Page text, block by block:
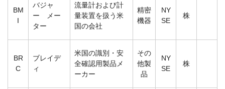
BM
I
バジャ
ー メー
ター
流量計および計
量装置を扱う米
国の会社
精密
機器
NY
SE
株
BR
C
ブレイデ
ィ
米国の識別・安
全確認用製品メ
ーカー
その
他製
品
NY
SE
株